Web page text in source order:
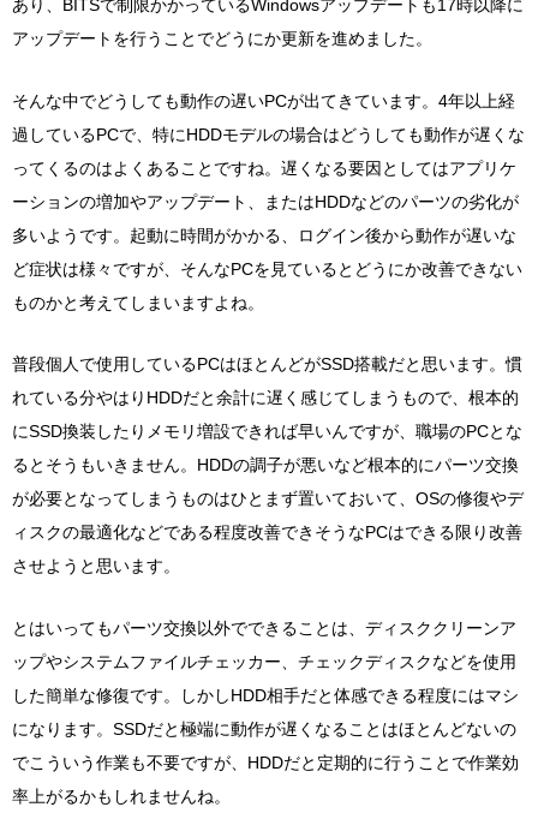
あり、BITSで制限かかっているWindowsアップデートも17時以降に
アップデートを行うことでどうにか更新を進めました。
そんな中でどうしても動作の遅いPCが出てきています。4年以上経
過しているPCで、特にHDDモデルの場合はどうしても動作が遅くな
ってくるのはよくあることですね。遅くなる要因としてはアプリケ
ーションの増加やアップデート、またはHDDなどのパーツの劣化が
多いようです。起動に時間がかかる、ログイン後から動作が遅いな
ど症状は様々ですが、そんなPCを見ているとどうにか改善できない
ものかと考えてしまいますよね。
普段個人で使用しているPCはほとんどがSSD搭載だと思います。慣
れている分やはりHDDだと余計に遅く感じてしまうもので、根本的
にSSD換装したりメモリ増設できれば早いんですが、職場のPCとな
るとそうもいきません。HDDの調子が悪いなど根本的にパーツ交換
が必要となってしまうものはひとまず置いておいて、OSの修復やデ
ィスクの最適化などである程度改善できそうなPCはできる限り改善
させようと思います。
とはいってもパーツ交換以外でできることは、ディスククリーンア
ップやシステムファイルチェッカー、チェックディスクなどを使用
した簡単な修復です。しかしHDD相手だと体感できる程度にはマシ
になります。SSDだと極端に動作が遅くなることはほとんどないの
でこういう作業も不要ですが、HDDだと定期的に行うことで作業効
率上がるかもしれませんね。